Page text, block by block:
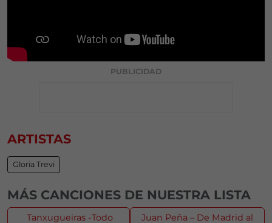
PUBLICIDAD
ARTISTAS
Gloria Trevi
MÁS CANCIONES DE NUESTRA LISTA
Tanxugueiras -Todo
Juan Peña – De Madrid al